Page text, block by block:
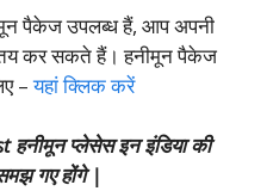
पैकेज उपलब्ध हैं, आप अपनी
कर सकते हैं। हनीमून पैकेज
–यहां क्लिक करें
हनीमून प्लेसेस इन इंडिया की
गए होंगे |